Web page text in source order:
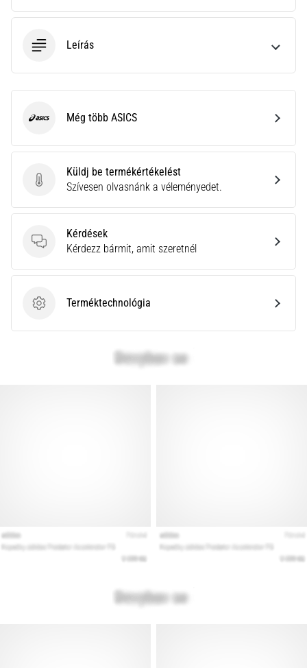
Leírás
Küldj be termékértékelést
Küldj be termékértékelést
Szívesen olvasnánk a véleményedet.
Kérdések
Kérdések
Kérdezz bármit, amit szeretnél
Terméktechnológia
Terméktechnológia
ASICS Még több ASICS